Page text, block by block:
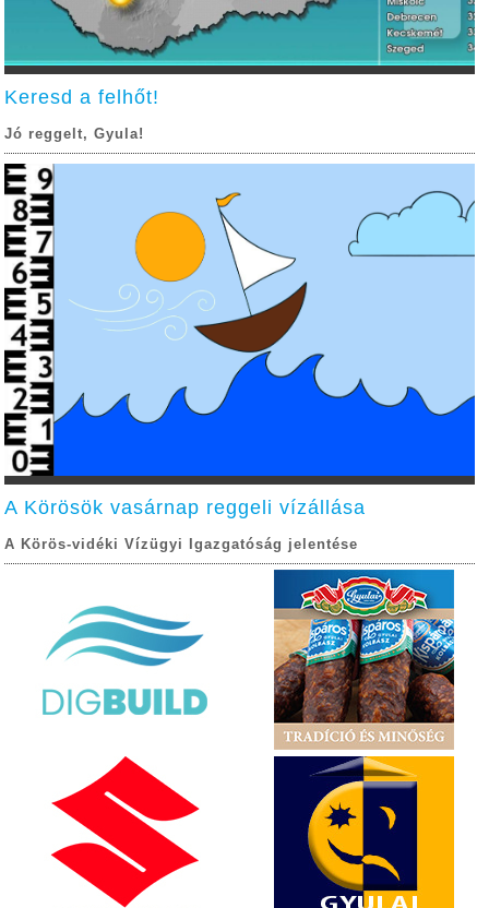
Keresd a felhőt!
Jó reggelt, Gyula!
A Körösök vasárnap reggeli vízállása
A Körös-vidéki Vízügyi Igazgatóság jelentése